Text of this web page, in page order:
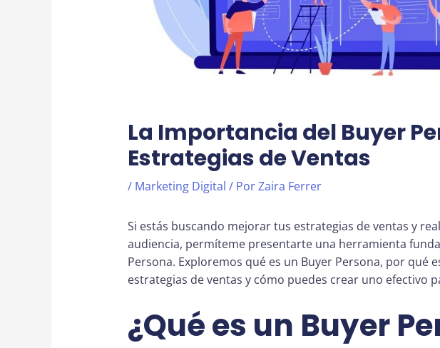
La Importancia del Buyer
Estrategias de Ventas
/ Marketing Digital / PorZaira Ferrer
Si estás buscando mejorar tus estrategias de ventas y
audiencia, permíteme presentarte una herramienta
Persona. Exploremos qué es un Buyer Persona, por qué
estrategias de ventas y cómo puedes crear uno efectivo
¿Qué es un Buyer